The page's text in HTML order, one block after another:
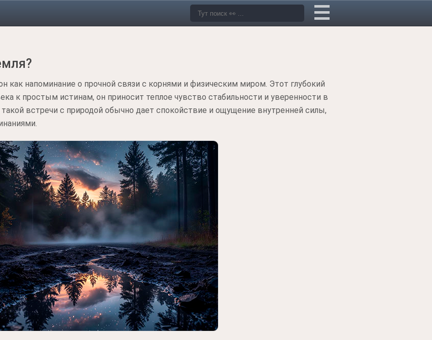
как напоминание о прочной связи с корнями и физическим миром. Этот глубокий
к простым истинам, он приносит теплое чувство стабильности и уверенности в
встречи с природой обычно дает спокойствие и ощущение внутренней силы,